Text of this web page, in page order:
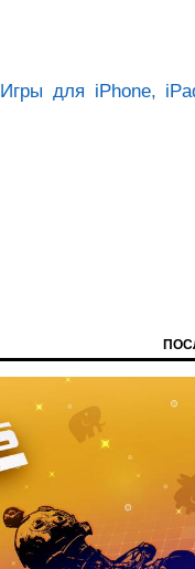
Игры для iPhone,